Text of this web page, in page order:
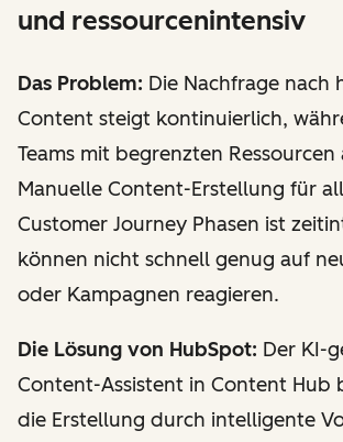
und ressourcenintensiv
Das Problem: Die Nachfrage nach
Content steigt kontinuierlich,
Teams mit begrenzten
Manuelle Content-Erstellung für
Customer Journey Phasen ist
können nicht schnell genug auf
oder Kampagnen reagieren.
Die Lösung von HubSpot: Der KI-
Content-Assistent in Content Hub
die Erstellung durch intelligente